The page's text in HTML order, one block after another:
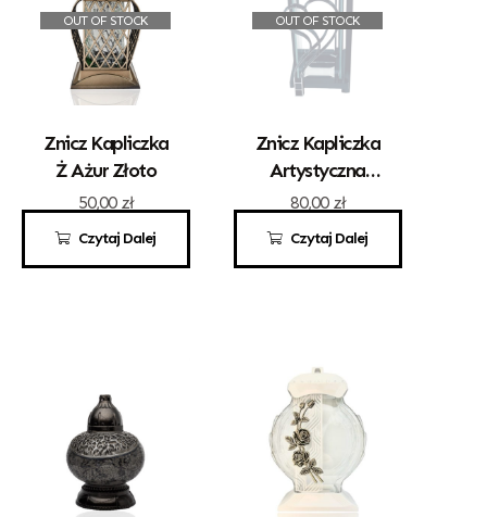
OUT OF STOCK
Czytaj Dalej
Znicz Kapliczka
Ż Ażur Złoto
50,00 zł
OUT OF STOCK
Czytaj Dalej
Znicz Kapliczka
Artystyczna
Kwadrat Z
80,00 zł